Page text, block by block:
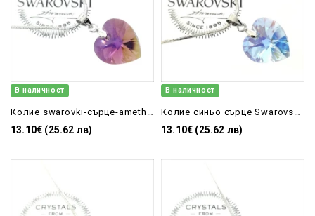
В наличност
13.10€ (25.62 лв)
В наличност
13.10€ (25.62 лв)